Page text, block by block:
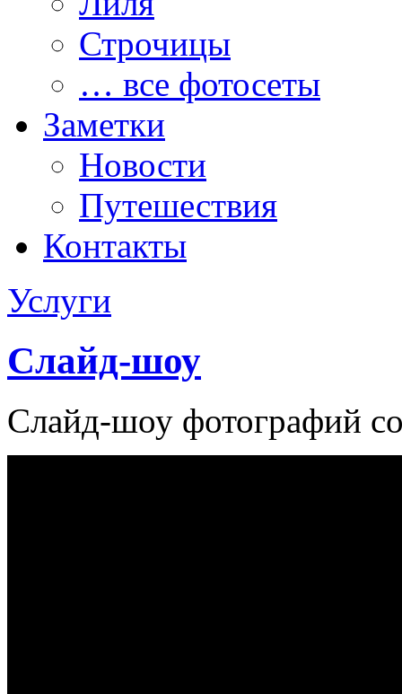
Строчицы
… все фотосеты
Заметки
Новости
Путешествия
Контакты
Услуги
Слайд-шоу
Слайд-шоу фотографий